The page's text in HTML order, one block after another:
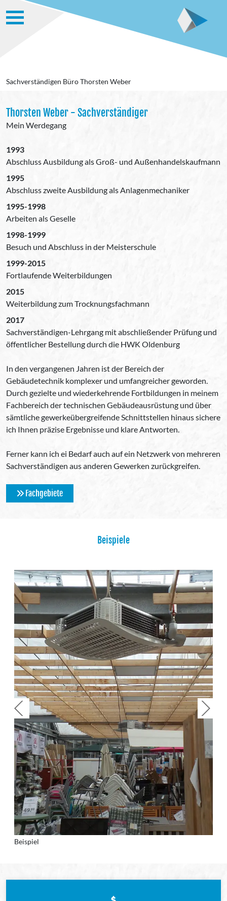
Sachverständigen Büro Thorsten Weber
Thorsten Weber - Sachverständiger
Mein Werdegang
1993
Abschluss Ausbildung als Groß- und Außenhandelskaufmann
1995
Abschluss zweite Ausbildung als Anlagenmechaniker
1995-1998
Arbeiten als Geselle
1998-1999
Besuch und Abschluss in der Meisterschule
1999-2015
Fortlaufende Weiterbildungen
2015
Weiterbildung zum Trocknungsfachmann
2017
Sachverständigen-Lehrgang mit abschließender Prüfung und
öffentlicher Bestellung durch die HWK Oldenburg
In den vergangenen Jahren ist der Bereich der
Gebäudetechnik komplexer und umfangreicher geworden.
Durch gezielte und wiederkehrende Fortbildungen in meinem
Fachbereich der technischen Gebäudeausrüstung und über
sämtliche gewerkeübergreifende Schnittstellen hinaus sichere
ich Ihnen präzise Ergebnisse und klare Antworten.
Ferner kann ich ei Bedarf auch auf ein Netzwerk von mehreren
Sachverständigen aus anderen Gewerken zurückgreifen.
Fachgebiete
Beispiele
Beispiel